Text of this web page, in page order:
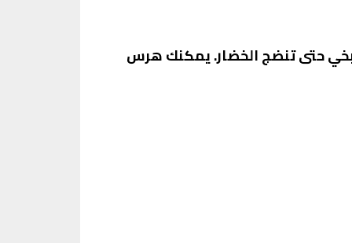
حتى تنضج الخضار. يمكنك هرس